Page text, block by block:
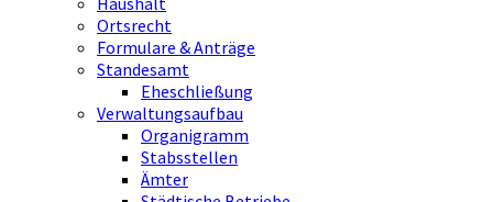
Ortsrecht
Formulare & Anträge
Standesamt
Eheschließung
Verwaltungsaufbau
Organigramm
Stabsstellen
Ämter